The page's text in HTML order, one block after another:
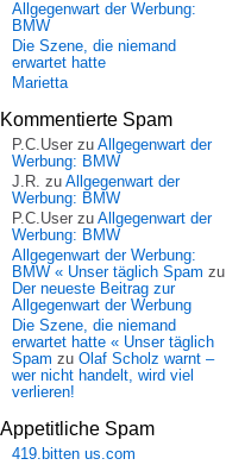
Allgegenwart der Werbung:
BMW
Die Szene, die niemand
erwartet hatte
Marietta
Kommentierte Spam
P.C.User zu Allgegenwart der
Werbung: BMW
J.R. zu Allgegenwart der
Werbung: BMW
P.C.User zu Allgegenwart der
Werbung: BMW
Allgegenwart der Werbung:
BMW « Unser täglich Spam zu
Der neueste Beitrag zur
Allgegenwart der Werbung
Die Szene, die niemand
erwartet hatte « Unser täglich
Spam zu Olaf Scholz warnt –
wer nicht handelt, wird viel
verlieren!
Appetitliche Spam
419.bitten us.com